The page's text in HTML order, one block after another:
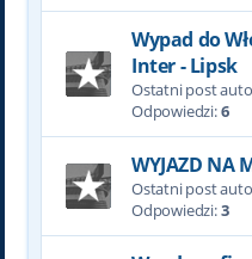
Wypad do
Inter - Lipsk
Ostatni post
Odpowiedzi:6
WYJAZD NA
Ostatni post
Odpowiedzi:3